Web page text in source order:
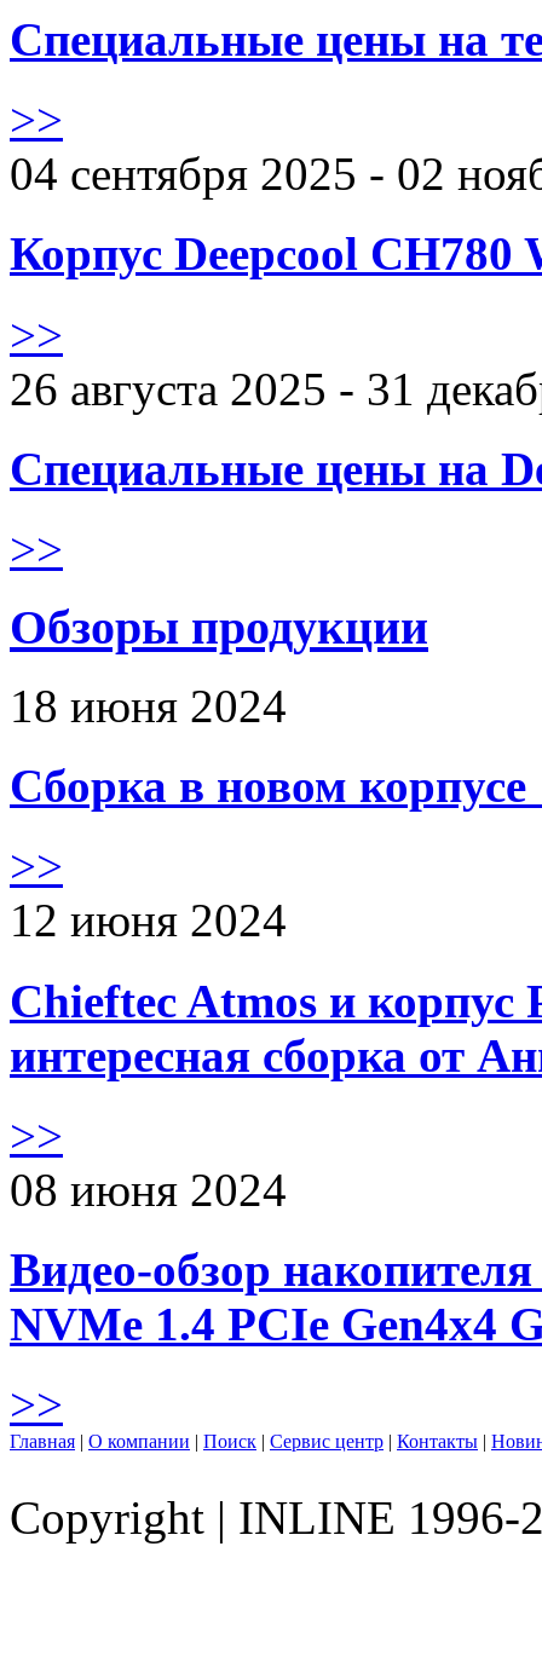
Специальные цены на
>>
04 сентября 2025 - 02
Корпус Deepcool CH780
>>
26 августа 2025 - 31
Специальные цены на
>>
Обзоры продукции
18 июня 2024
Сборка в новом
>>
12 июня 2024
Chieftec Atmos и корпус
интересная сборка от
>>
08 июня 2024
Видео-обзор
NVMe 1.4 PCIe Gen4х4
>>
Главная | О компании | Поиск | Сервис центр | Контакты |
Copyright | INLINE 1996-